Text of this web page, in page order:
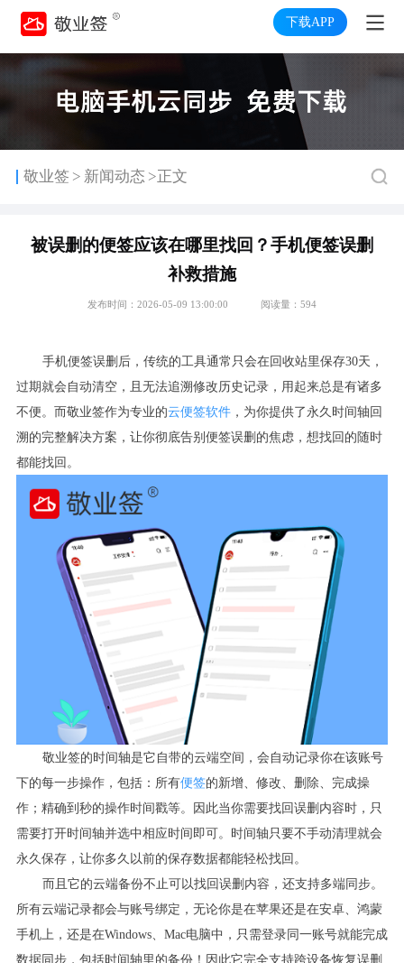
下载APP
敬业签 > 新闻动态 >正文
被误删的便签应该在哪里找回？手机便签误删
补救措施
发布时间：2026-05-09 13:00:00 阅读量：594
手机便签误删后，传统的工具通常只会在回收站里保存30天，
过期就会自动清空，且无法追溯修改历史记录，用起来总是有诸多
不便。而敬业签作为专业的云便签软件，为你提供了永久时间轴回
溯的完整解决方案，让你彻底告别便签误删的焦虑，想找回的随时
都能找回。
敬业签的时间轴是它自带的云端空间，会自动记录你在该账号
下的每一步操作，包括：所有便签的新增、修改、删除、完成操
作；精确到秒的操作时间戳等。因此当你需要找回误删内容时，只
需要打开时间轴并选中相应时间即可。时间轴只要不手动清理就会
永久保存，让你多久以前的保存数据都能轻松找回。
而且它的云端备份不止可以找回误删内容，还支持多端同步。
所有云端记录都会与账号绑定，无论你是在苹果还是在安卓、鸿蒙
手机上，还是在Windows、Mac电脑中，只需登录同一账号就能完成
数据同步，包括时间轴里的备份！因此它完全支持跨设备恢复误删